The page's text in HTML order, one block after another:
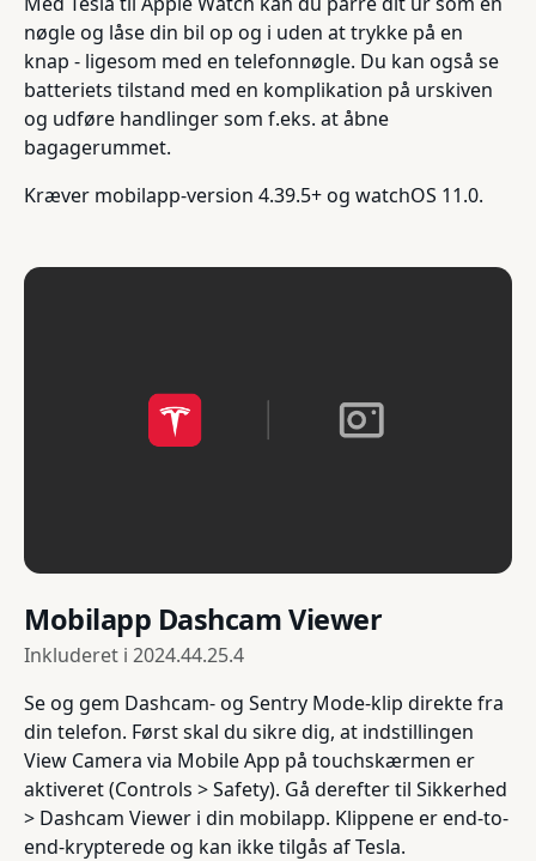
nøgle og låse din bil op og i uden at trykke på en
knap - ligesom med en telefonnøgle. Du kan også se
batteriets tilstand med en komplikation på urskiven
og udføre handlinger som f.eks. at åbne
bagagerummet.
Kræver mobilapp-version 4.39.5+ og watchOS 11.0.
Mobilapp Dashcam Viewer
Inkluderet i 2024.44.25.4
Se og gem Dashcam- og Sentry Mode-klip direkte fra
din telefon. Først skal du sikre dig, at indstillingen
View Camera via Mobile App på touchskærmen er
aktiveret (Controls > Safety). Gå derefter til Sikkerhed
> Dashcam Viewer i din mobilapp. Klippene er end-to-
end-krypterede og kan ikke tilgås af Tesla.